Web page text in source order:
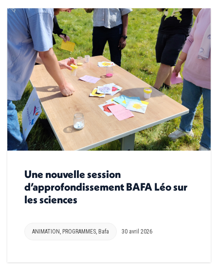
Une nouvelle session
d’approfondissement BAFA Léo sur
les sciences
ANIMATION , PROGRAMMES, Bafa 30 avril 2026